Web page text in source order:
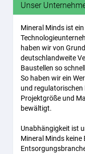
Unser
Mineral Minds ist
haben wir von
deutschlandweite
Baustellen so
So haben wir ein
und
Projektgröße und
bewältigt.
Unabhängigkeit ist
Mineral Minds keine